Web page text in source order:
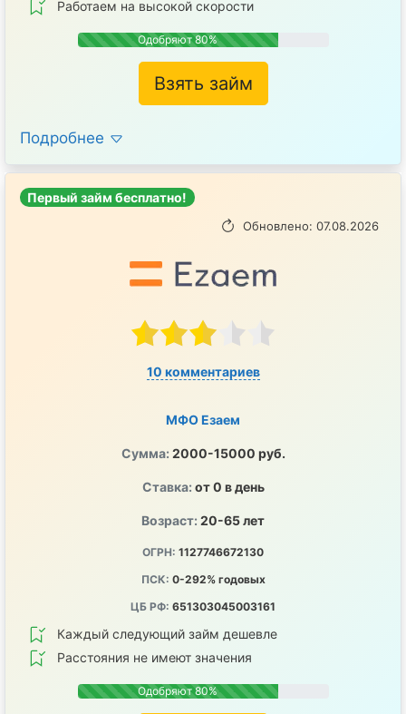
Работаем на высокой скорости
Одобряют 80%
Взять займ
Подробнее
Первый займ бесплатно!
Обновлено: 07.08.2026
10 комментариев
МФО Езаем
Сумма: 2000-15000 руб.
Ставка: от 0 в день
Возраст: 20-65 лет
ОГРН: 1127746672130
ПСК: 0-292% годовых
ЦБ РФ: 651303045003161
Каждый следующий займ дешевле
Расстояния не имеют значения
Одобряют 80%